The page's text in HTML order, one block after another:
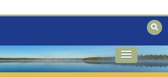
para personas en